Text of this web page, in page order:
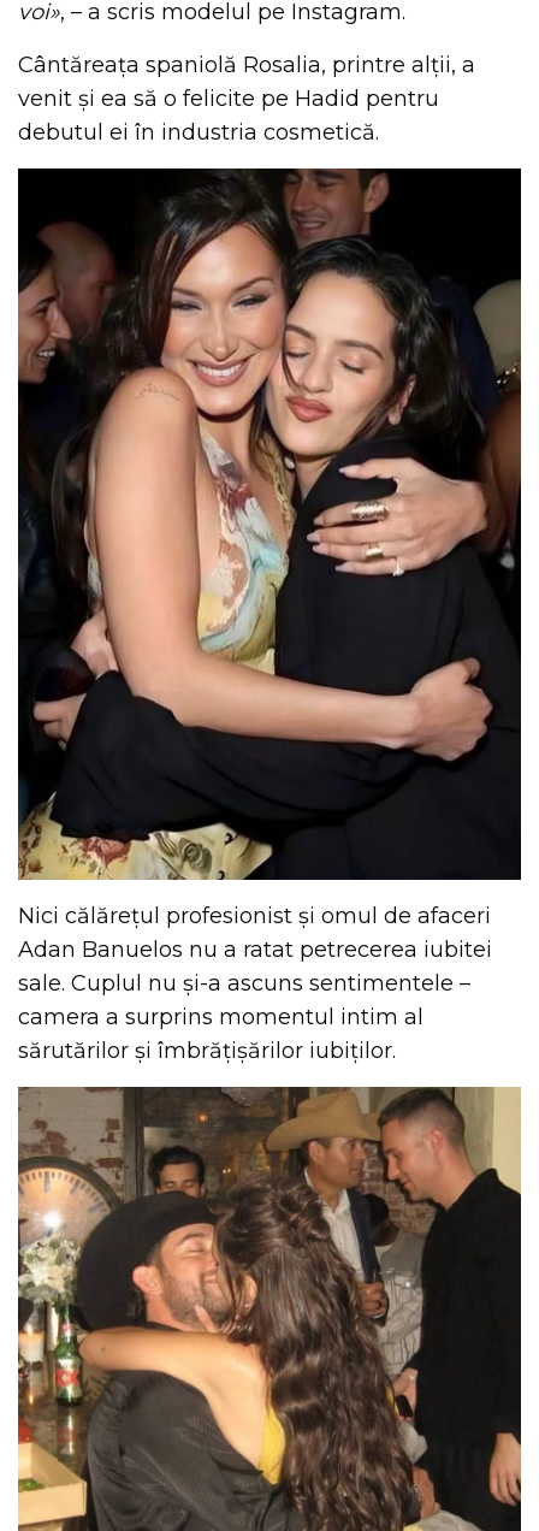
voi», – a scris modelul pe Instagram.
Cântăreața spaniolă Rosalia, printre alții, a
venit și ea să o felicite pe Hadid pentru
debutul ei în industria cosmetică.
Nici călărețul profesionist și omul de afaceri
Adan Banuelos nu a ratat petrecerea iubitei
sale. Cuplul nu și-a ascuns sentimentele –
camera a surprins momentul intim al
sărutărilor și îmbrățișărilor iubiților.